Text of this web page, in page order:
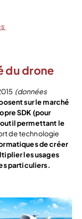
du drone
(données
sur le marché
SDK (pour
permettant le
de technologie
de créer
les usages
particuliers.